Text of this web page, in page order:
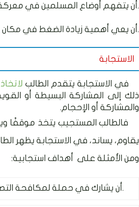
أن يتفهم أوضاع المسلمين في معركة أُحد.
أن يعي أهمية زيادة الضغط في مكان ما.
الاستجابة
في الاستجابة يتقدم الطالب
ذلك إلى المشاركة البسيطة أو
والمشاركة أو الإحجام.
فالطالب المستجيب يتخذ موقفًا
يقاوم، يساند، في الاستجابة يظهر
ومن الأمثلة على
أهداف استجابية:
أن يشارك في حملة لمكافحة التصحر.